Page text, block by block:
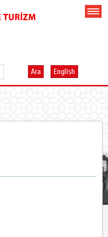
Ara English